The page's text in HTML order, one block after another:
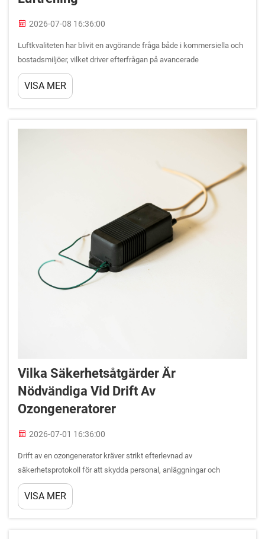
2026-07-08 16:36:00
Luftkvaliteten har blivit en avgörande fråga både i kommersiella och
bostadsmiljöer, vilket driver efterfrågan på avancerade
reningstekniker. En ozongenerator är en av de mest effektiva
teknikerna som finns idag för att eliminera luftb...
VISA MER
Vilka Säkerhetsåtgärder Är
Nödvändiga Vid Drift Av
Ozongeneratorer
2026-07-01 16:36:00
Drift av en ozongenerator kräver strikt efterlevnad av
säkerhetsprotokoll för att skydda personal, anläggningar och
utrustning från potentiella faror. Ozon är en mycket reaktiv
oxiderande agent som ger kraftfull desinficering och rening...
VISA MER